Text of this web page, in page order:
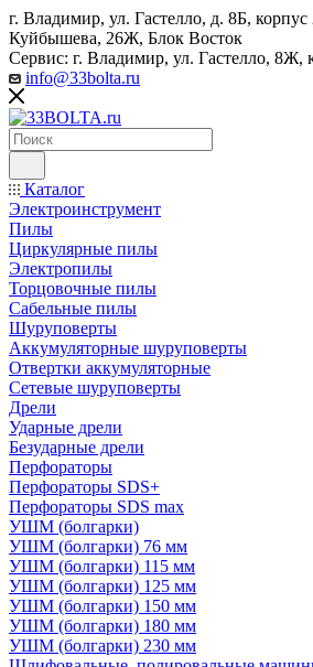
г. Владимир, ул. Гастелло, д. 8Б, корпус
Куйбышева, 26Ж, Блок Восток
Сервис: г. Владимир, ул. Гастелло, 8Ж,
info@33bolta.ru
Каталог
Электроинструмент
Пилы
Циркулярные пилы
Электропилы
Торцовочные пилы
Сабельные пилы
Шуруповерты
Аккумуляторные шуруповерты
Отвертки аккумуляторные
Сетевые шуруповерты
Дрели
Ударные дрели
Безударные дрели
Перфораторы
Перфораторы SDS+
Перфораторы SDS max
УШМ (болгарки)
УШМ (болгарки) 76 мм
УШМ (болгарки) 115 мм
УШМ (болгарки) 125 мм
УШМ (болгарки) 150 мм
УШМ (болгарки) 180 мм
УШМ (болгарки) 230 мм